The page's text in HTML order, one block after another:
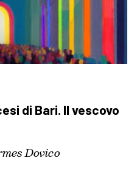
di Bari. Il vescovo
Dovico